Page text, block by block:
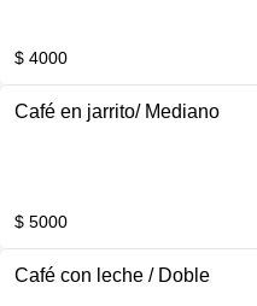
$ 4000
Café en jarrito/ Mediano
$ 5000
Café con leche / Doble